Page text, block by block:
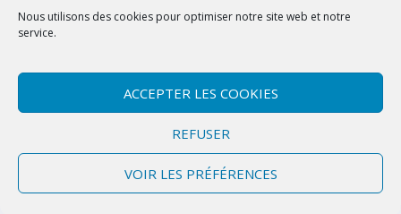
Nous utilisons des cookies pour optimiser notre site web et notre
service.
ACCEPTER LES COOKIES
REFUSER
VOIR LES PRÉFÉRENCES
Politique de confidentialité (UE)
Copyright © 2026 Marly-la-Ville
Site conçu et développé par l'Union des